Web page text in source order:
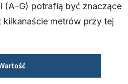
(A–G) potrafią być znaczące
metrów przy tej